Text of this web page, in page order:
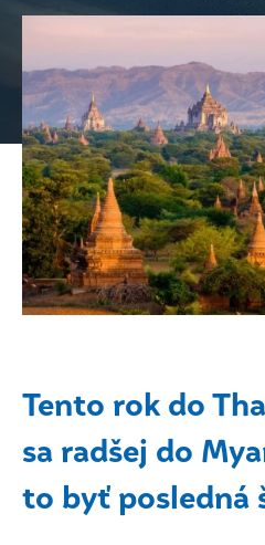
Tento rok do
sa radšej do
to byť posledná